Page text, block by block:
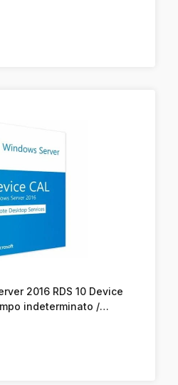
2016 RDS 10 Device
indeterminato /
prodotto